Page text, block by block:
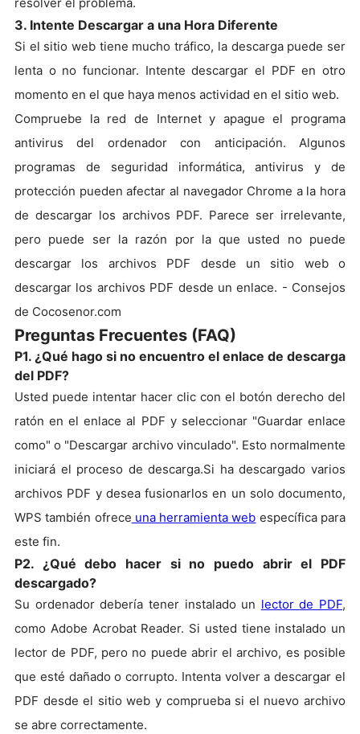
3. Intente Descargar a una Hora Diferente
Si el sitio web tiene mucho tráfico, la descarga puede ser
lenta o no funcionar. Intente descargar el PDF en otro
momento en el que haya menos actividad en el sitio web.
Compruebe la red de Internet y apague el programa
antivirus del ordenador con anticipación. Algunos
programas de seguridad informática, antivirus y de
protección pueden afectar al navegador Chrome a la hora
de descargar los archivos PDF. Parece ser irrelevante,
pero puede ser la razón por la que usted no puede
descargar los archivos PDF desde un sitio web o
descargar los archivos PDF desde un enlace. - Consejos
de Cocosenor.com
Preguntas Frecuentes (FAQ)
P1. ¿Qué hago si no encuentro el enlace de descarga
del PDF?
Usted puede intentar hacer clic con el botón derecho del
ratón en el enlace al PDF y seleccionar "Guardar enlace
como" o "Descargar archivo vinculado". Esto normalmente
iniciará el proceso de descarga.Si ha descargado varios
archivos PDF y desea fusionarlos en un solo documento,
WPS también ofrece una herramienta web específica para
este fin.
P2. ¿Qué debo hacer si no puedo abrir el PDF
descargado?
Su ordenador debería tener instalado un lector de PDF,
como Adobe Acrobat Reader. Si usted tiene instalado un
lector de PDF, pero no puede abrir el archivo, es posible
que esté dañado o corrupto. Intenta volver a descargar el
PDF desde el sitio web y comprueba si el nuevo archivo
se abre correctamente.